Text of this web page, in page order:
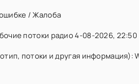
/ Жалоба
потоки радио 4-08-2026, 22:50
потоки и другая информация):